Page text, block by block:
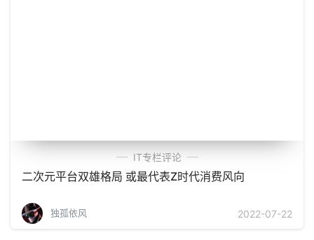
IT专栏评论
二次元平台双雄格局 或最代表Z时代消费风向
独孤依风 2022-07-22